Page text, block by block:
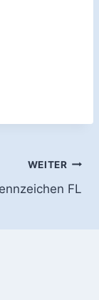
WEITER
FL